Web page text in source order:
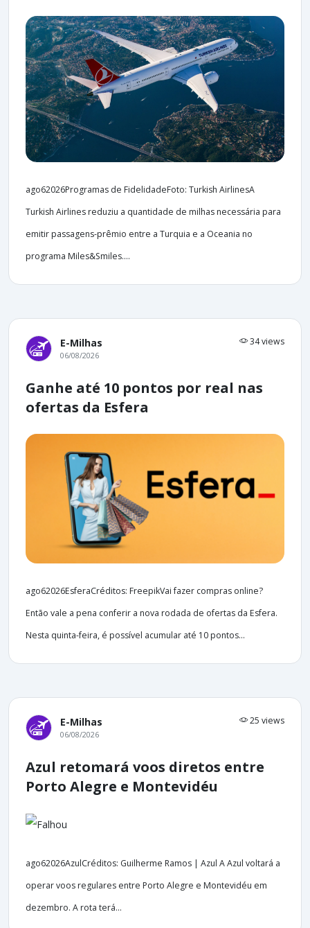
ago62026Programas de FidelidadeFoto: Turkish AirlinesA
Turkish Airlines reduziu a quantidade de milhas necessária para
emitir passagens-prêmio entre a Turquia e a Oceania no
programa Miles&Smiles....
E-Milhas 34 views
06/08/2026
Ganhe até 10 pontos por real nas
ofertas da Esfera
ago62026EsferaCréditos: FreepikVai fazer compras online?
Então vale a pena conferir a nova rodada de ofertas da Esfera.
Nesta quinta-feira, é possível acumular até 10 pontos...
E-Milhas 25 views
06/08/2026
Azul retomará voos diretos entre
Porto Alegre e Montevidéu
ago62026AzulCréditos: Guilherme Ramos | Azul A Azul voltará a
operar voos regulares entre Porto Alegre e Montevidéu em
dezembro. A rota terá...